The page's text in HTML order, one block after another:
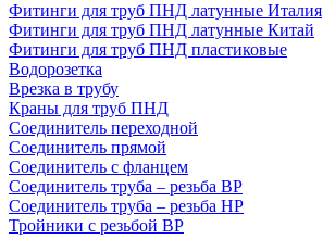
Фитинги для труб ПНД латунные Италия
Фитинги для труб ПНД латунные Китай
Фитинги для труб ПНД пластиковые
Водорозетка
Врезка в трубу
Краны для труб ПНД
Соединитель переходной
Соединитель прямой
Соединитель с фланцем
Соединитель труба – резьба ВР
Соединитель труба – резьба НР
Тройники с резьбой ВР